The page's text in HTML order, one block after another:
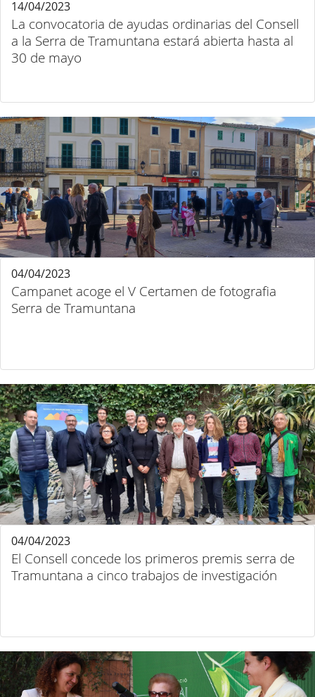
La convocatoria de ayudas ordinarias del Consell
a la Serra de Tramuntana estará abierta hasta al
30 de mayo
14/04/2023
Campanet acoge el V Certamen de fotografia
Serra de Tramuntana
04/04/2023
El Consell concede los primeros premis serra de
Tramuntana a cinco trabajos de investigación
04/04/2023